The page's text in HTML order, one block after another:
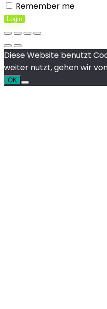
Remember me
Login
Diese Website benutzt
weiter nutzt, gehen wir
OK